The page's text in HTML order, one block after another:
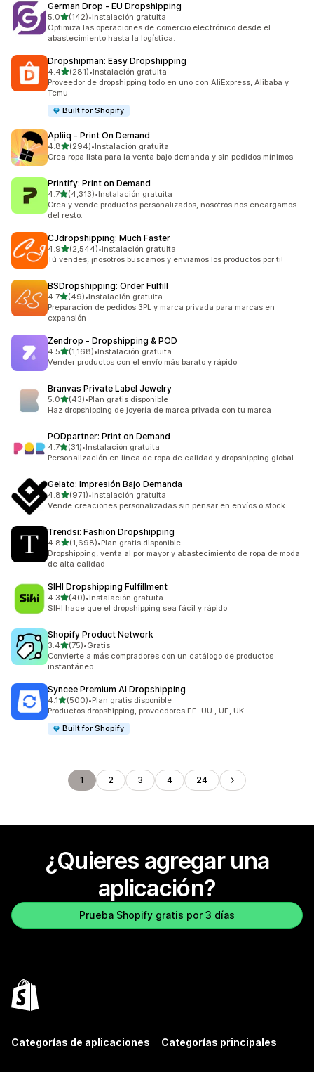
German Drop ‑ EU Dropshipping
5.0de 5 estrellas
(142)
142 reseñas en total
•Instalación gratuita
Optimiza las operaciones de comercio electrónico desde el
abastecimiento hasta la logística.
Dropshipman: Easy Dropshipping
4.4de 5 estrellas
(281)
281 reseñas en total
•Instalación gratuita
Proveedor de dropshipping todo en uno con AliExpress, Alibaba y
Temu
Built for Shopify
Apliiq ‑ Print On Demand
4.8de 5 estrellas
(294)
294 reseñas en total
•Instalación gratuita
Crea ropa lista para la venta bajo demanda y sin pedidos mínimos
Printify: Print on Demand
4.7de 5 estrellas
(4,313)
4313 reseñas en total
•Instalación gratuita
Crea y vende productos personalizados, nosotros nos encargamos
del resto.
CJdropshipping: Much Faster
4.9de 5 estrellas
(2,544)
2544 reseñas en total
•Instalación gratuita
Tú vendes, ¡nosotros buscamos y enviamos los productos por ti!
BSDropshipping: Order Fulfill
4.7de 5 estrellas
(49)
49 reseñas en total
•Instalación gratuita
Preparación de pedidos 3PL y marca privada para marcas en
expansión
Zendrop ‑ Dropshipping & POD
4.5de 5 estrellas
(1,168)
1168 reseñas en total
•Instalación gratuita
Vender productos con el envío más barato y rápido
Branvas Private Label Jewelry
5.0de 5 estrellas
(43)
43 reseñas en total
•Plan gratis disponible
Haz dropshipping de joyería de marca privada con tu marca
PODpartner: Print on Demand
4.7de 5 estrellas
(31)
31 reseñas en total
•Instalación gratuita
Personalización en línea de ropa de calidad y dropshipping global
Gelato: Impresión Bajo Demanda
4.8de 5 estrellas
(971)
971 reseñas en total
•Instalación gratuita
Vende creaciones personalizadas sin pensar en envíos o stock
Trendsi: Fashion Dropshipping
4.8de 5 estrellas
(1,698)
1698 reseñas en total
•Plan gratis disponible
Dropshipping, venta al por mayor y abastecimiento de ropa de moda
de alta calidad
SIHI Dropshipping Fulfillment
4.3de 5 estrellas
(40)
40 reseñas en total
•Instalación gratuita
SIHI hace que el dropshipping sea fácil y rápido
Shopify Product Network
3.4de 5 estrellas
(75)
75 reseñas en total
•Gratis
Convierte a más compradores con un catálogo de productos
instantáneo
Syncee Premium AI Dropshipping
4.1de 5 estrellas
(500)
500 reseñas en total
•Plan gratis disponible
Productos dropshipping, proveedores EE. UU., UE, UK
Built for Shopify
1 2 3 4 24
¿Quieres agregar una
aplicación?
Prueba Shopify gratis por 3 días
Categorías de aplicaciones Categorías principales